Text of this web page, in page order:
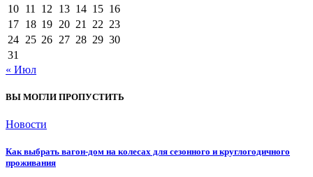
10 11 12 13 14 15 16
17 18 19 20 21 22 23
24 25 26 27 28 29 30
31
« Июл
ВЫ МОГЛИ ПРОПУСТИТЬ
Новости
Как выбрать вагон-дом на колесах для сезонного и круглогодичного
проживания